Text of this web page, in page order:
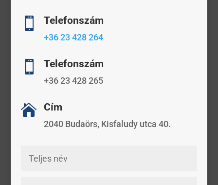
 Telefonszám
+36 23 428 264
 Telefonszám
+36 23 428 265
 Cím
2040 Budaörs, Kisfaludy utca 40.